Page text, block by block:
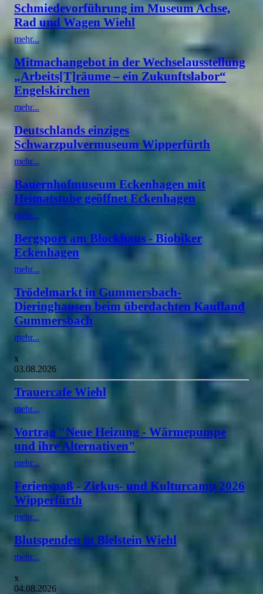
Schmiedevorführung im Museum Achse,
Rad und Wagen Wiehl
mehr...
Mitmachangebot in der Wechselausstellung
„Arbeits[T]räume – ein Zukunftslabor“
Engelskirchen
mehr...
Deutschlands einziges
Schwarzpulvermuseum Wipperfürth
mehr...
Bauernhofmuseum Eckenhagen mit
Heimatstube geöffnet Eckenhagen
mehr...
Bergsport am Blockhaus - Biobiker
Eckenhagen
mehr...
Trödelmarkt in Gummersbach-
Dieringhausen beim überdachten Kaufland
Gummersbach
mehr...
x
03.08.2026
Trauercafe Wiehl
mehr...
Vortrag "Neue Heizung - Wärmepumpe
und ihre Alternativen"
mehr...
Ferienspaß - Zirkus- und Kulturcamp 2026
Wipperfürth
mehr...
Blutspenden in Bielstein Wiehl
mehr...
x
04.08.2026